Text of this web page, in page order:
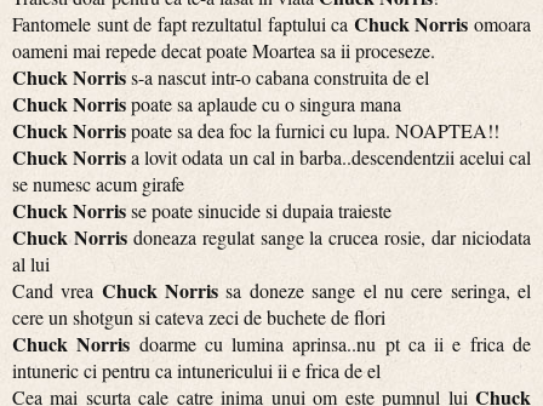
Fantomele sunt de fapt rezultatul faptului ca Chuck Norris omoara
oameni mai repede decat poate Moartea sa ii proceseze.
Chuck Norriss-a nascut intr-o cabana construita de el
Chuck Norrispoate sa aplaude cu o singura mana
Chuck Norrispoate sa dea foc la furnici cu lupa. NOAPTEA!!
Chuck Norrisa lovit odata un cal in barba..descendentzii acelui cal
se numesc acum girafe
Chuck Norrisse poate sinucide si dupaia traieste
Chuck Norrisdoneaza regulat sange la crucea rosie, dar niciodata
al lui
Cand vrea Chuck Norris sa doneze sange el nu cere seringa, el
cere un shotgun si cateva zeci de buchete de flori
Chuck Norris doarme cu lumina aprinsa..nu pt ca ii e frica de
intuneric ci pentru ca intunericului ii e frica de el
Cea mai scurta cale catre inima unui om este pumnul lui Chuck